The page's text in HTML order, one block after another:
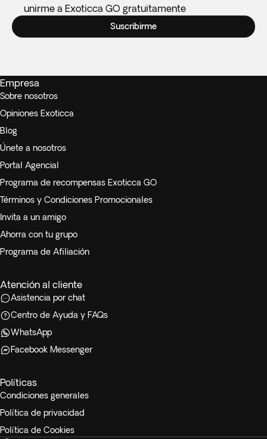
unirme a Exoticca GO gratuitamente
Suscribirme
Empresa
Sobre nosotros
Opiniones Exoticca
Blog
Únete a nosotros
Portal Agencial
Programa de recompensas Exoticca GO
Términos y Condiciones Promocionales
Invita a un amigo
Ahorra con tu grupo
Programa de Afiliación
Atención al cliente
Asistencia por chat
Centro de Ayuda y FAQs
WhatsApp
Facebook Messenger
Políticas
Condiciones generales
Política de privacidad
Política de Cookies